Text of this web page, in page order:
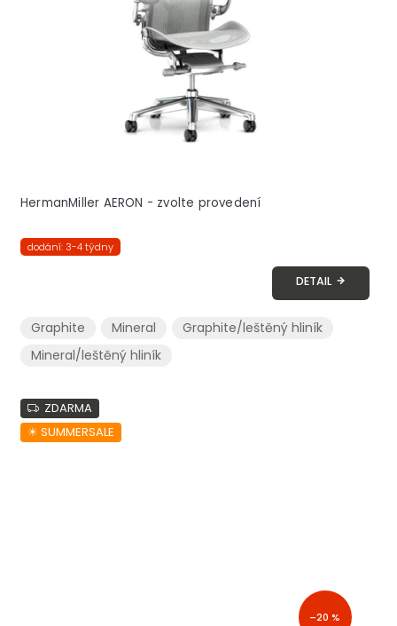
HermanMiller AERON - zvolte provedení
dodání: 3-4 týdny
DETAIL
Graphite Mineral
Graphite/leštěný hliník
Mineral/leštěný hliník
ZDARMA
☀︎ SUMMERSALE
–20 %